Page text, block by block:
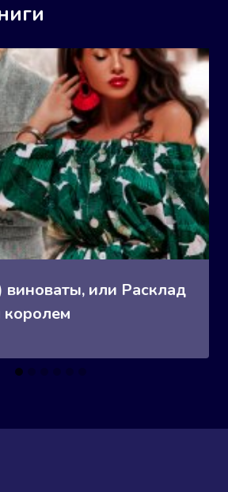
виноваты, или Расклад